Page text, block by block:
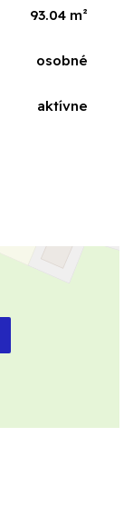
93.04 m²
osobné
aktívne